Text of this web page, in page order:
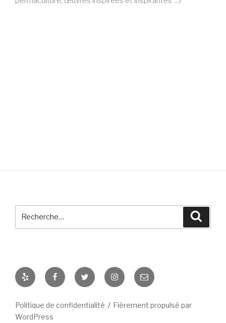
Yelp FacebookTwitter Instagram
E-
mail
Politique de confidentialité
Fièrement propulsé par
WordPress